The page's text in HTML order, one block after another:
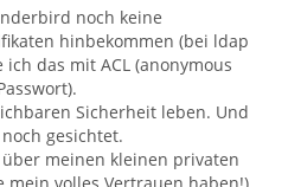
noch keine
hinbekommen (bei ldap
das mit ACL (anonymous
Sicherheit leben. Und
gesichtet.
meinen kleinen privaten